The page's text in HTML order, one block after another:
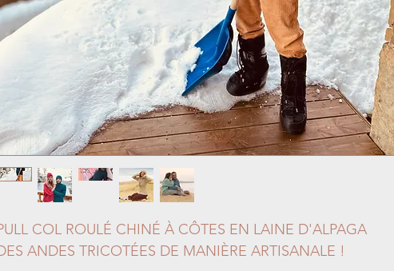
COL ROULÉ CHINÉ À CÔTES EN LAINE D'ALPAGA
ANDES TRICOTÉES DE MANIÈRE ARTISANALE !